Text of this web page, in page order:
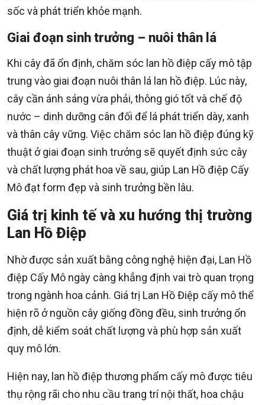
sốc và phát triển khỏe mạnh.
Giai đoạn sinh trưởng – nuôi thân lá
Khi cây đã ổn định, chăm sóc lan hồ điệp cấy mô tập
trung vào giai đoạn nuôi thân lá lan hồ điệp. Lúc này,
cây cần ánh sáng vừa phải, thông gió tốt và chế độ
nước – dinh dưỡng cân đối để lá phát triển dày, xanh
và thân cây vững. Việc chăm sóc lan hồ điệp đúng kỹ
thuật ở giai đoạn sinh trưởng sẽ quyết định sức cây
và chất lượng phát hoa về sau, giúp Lan Hồ điệp Cấy
Mô đạt form đẹp và sinh trưởng bền lâu.
Giá trị kinh tế và xu hướng thị trường
Lan Hồ Điệp
Nhờ được sản xuất bằng công nghệ hiện đại, Lan Hồ
điệp Cấy Mô ngày càng khẳng định vai trò quan trọng
trong ngành hoa cảnh. Giá trị Lan Hồ Điệp cấy mô thể
hiện rõ ở nguồn cây giống đồng đều, sinh trưởng ổn
định, dễ kiểm soát chất lượng và phù hợp sản xuất
quy mô lớn.
Hiện nay, lan hồ điệp thương phẩm cấy mô được tiêu
thụ rộng rãi cho nhu cầu trang trí nội thất, hoa chậu